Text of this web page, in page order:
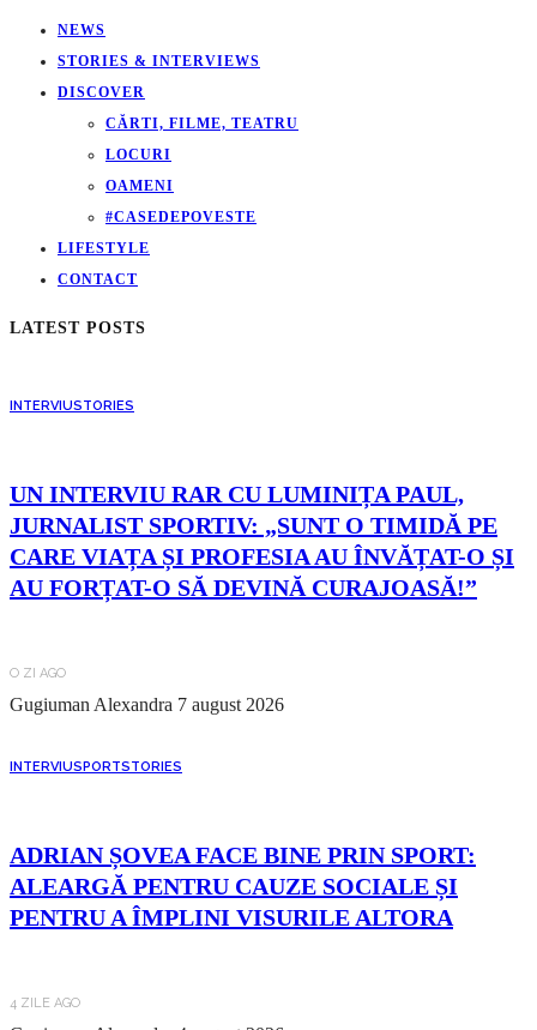
NEWS
STORIES & INTERVIEWS
DISCOVER
CĂRTI, FILME, TEATRU
LOCURI
OAMENI
#CASEDEPOVESTE
LIFESTYLE
CONTACT
LATEST POSTS
INTERVIUSTORIES
UN INTERVIU RAR CU LUMINIȚA PAUL,
JURNALIST SPORTIV: „SUNT O TIMIDĂ PE
CARE VIAȚA ȘI PROFESIA AU ÎNVĂȚAT-O ȘI
AU FORȚAT-O SĂ DEVINĂ CURAJOASĂ!”
O ZI AGO
Gugiuman Alexandra 7 august 2026
INTERVIUSPORTSTORIES
ADRIAN ȘOVEA FACE BINE PRIN SPORT:
ALEARGĂ PENTRU CAUZE SOCIALE ȘI
PENTRU A ÎMPLINI VISURILE ALTORA
4 ZILE AGO